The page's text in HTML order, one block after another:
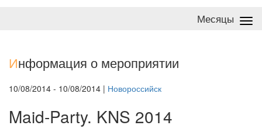
Месяцы
Информация о мероприятии
10/08/2014 - 10/08/2014 | Новороссийск
Maid-Party. KNS 2014